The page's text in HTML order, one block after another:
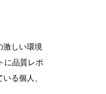
激しい環境
に品質レポ
る個人、